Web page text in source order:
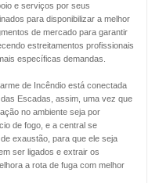
e serviços por seus
para disponibilizar a melhor
de mercado para garantir
estreitamentos profissionais
específicas demandas.
de Incêndio está conectada
Escadas, assim, uma vez que
no ambiente seja por
de fogo, e a central se
exaustão, para que ele seja
ser ligados e extrair os
a rota de fuga com melhor